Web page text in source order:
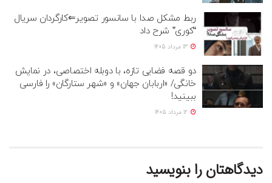
ربط مشکل صدا با سانسور تصویر⇐کارگردان سریال
“کوری” شرح داد
دو قصه فضایی تازه، با دوبله اختصاصی، در نمایش
خانگی/ «اربابان جهان» و «شهر ستارگان» را فارسی
ببینید!
دیدگاهتان را بنویسید